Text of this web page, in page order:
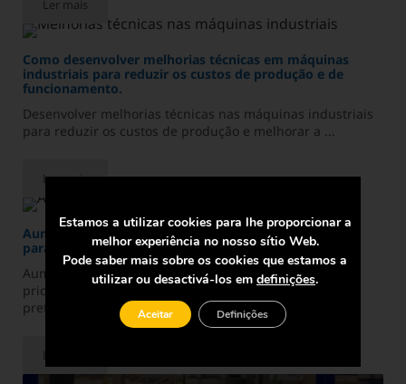
Ler mais
Economia de energia em máquinas rotativas utilizando
Como desenvolver melhorias técnicas em máquinas
industriais para reduzir os custos de produção e de
funcionamento.
Desenvolver melhorias técnicas nas máquinas industriais
para reduzir os custos de produção e melhorar a ...
Ler mais
Aumentar a eficiência das máquinas com três acções
para maximizar a capacidade de produção
Aumentar a eficiência das máquinas é uma das
prioridades de todos os gestores de produção que
pretendem melhorar a ...
Ler mais
Estamos a utilizar cookies para lhe proporcionar a
melhor experiência no nosso sítio Web.
Pode saber mais sobre os cookies que estamos a
utilizar ou desactivá-los em definições.
Aceitar Definições